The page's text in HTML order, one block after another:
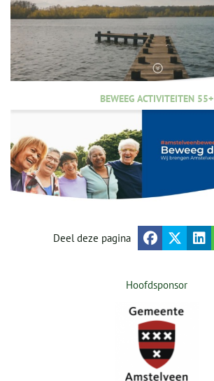
BEWEEG ACTIVITEITEN 55+
Deel deze pagina
Hoofdsponsor